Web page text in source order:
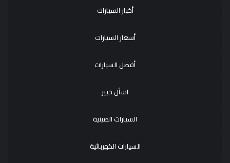
أخبار السيارات
أسعار السيارات
أفضل السيارات
اسأل خبير
السيارات الصينية
السيارات الكهربائية